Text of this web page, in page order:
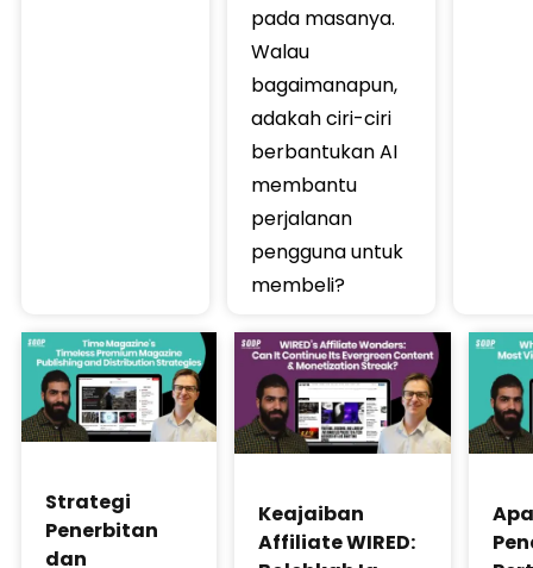
pada masanya.
Walau
bagaimanapun,
adakah ciri-ciri
berbantukan AI
membantu
perjalanan
pengguna untuk
membeli?
Strategi
Penerbitan
dan
Keajaiban
Affiliate WIRED: